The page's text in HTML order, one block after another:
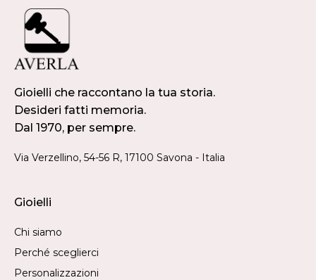
Gioielli che raccontano la tua storia.
Desideri fatti memoria.
Dal 1970, per sempre.
Via Verzellino, 54-56 R, 17100 Savona - Italia
Gioielli
Chi siamo
Perché sceglierci
Personalizzazioni